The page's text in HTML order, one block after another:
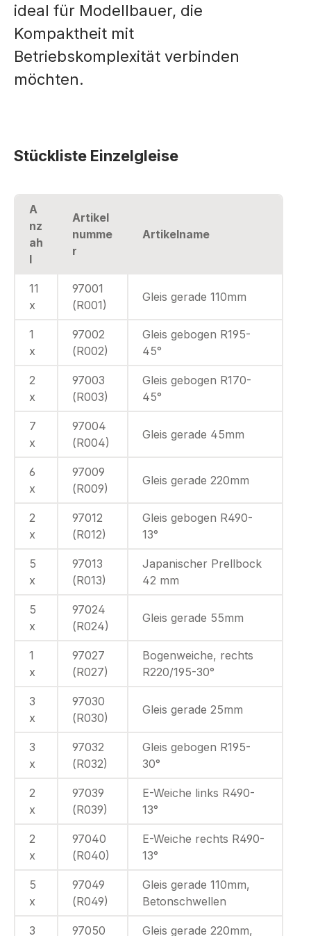
ideal für Modellbauer, die
Kompaktheit mit
Betriebskomplexität verbinden
möchten.
Stückliste Einzelgleise
A
nz
ah
l
Artikel
numme
r
Artikelname
11
x
97001
(R001)
Gleis gerade 110mm
1
x
97002
(R002)
Gleis gebogen R195-
45°
2
x
97003
(R003)
Gleis gebogen R170-
45°
7
x
97004
(R004)
Gleis gerade 45mm
6
x
97009
(R009)
Gleis gerade 220mm
2
x
97012
(R012)
Gleis gebogen R490-
13°
5
x
97013
(R013)
Japanischer Prellbock
42 mm
5
x
97024
(R024)
Gleis gerade 55mm
1
x
97027
(R027)
Bogenweiche, rechts
R220/195-30°
3
x
97030
(R030)
Gleis gerade 25mm
3
x
97032
(R032)
Gleis gebogen R195-
30°
2
x
97039
(R039)
E-Weiche links R490-
13°
2
x
97040
(R040)
E-Weiche rechts R490-
13°
5
x
97049
(R049)
Gleis gerade 110mm,
Betonschwellen
3 97050 Gleis gerade 220mm,